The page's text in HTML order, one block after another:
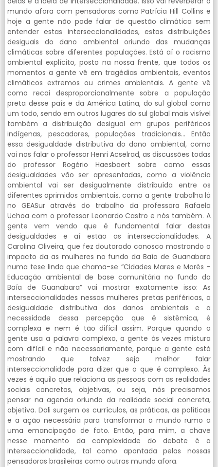
mundo afora com pensadoras como Patrícia Hill Collins e
hoje a gente não pode falar de questão climática sem
entender estas interseccionalidades, estas distribuições
desiguais do dano ambiental oriundo das mudanças
climáticas sobre diferentes populações. Está aí o racismo
ambiental explícito, posto na nossa frente, que todos os
momentos a gente vê em tragédias ambientais, eventos
climáticos extremos ou crimes ambientais. A gente vê
como recai desproporcionalmente sobre a população
preta desse país e da América Latina, do sul global como
um todo, sendo em outros lugares do sul global mais visível
também a distribuição desigual em grupos periféricos
indígenas, pescadores, populações tradicionais… Então
essa desigualdade distributiva do dano ambiental, como
vai nos falar o professor Henri Acselrad, as discussões todas
do professor Rogério Haesbaert sobre como essas
desigualdades vão ser apresentadas, como a violência
ambiental vai ser desigualmente distribuída entre os
diferentes oprimidos ambientais, como a gente trabalha lá
no GEASur através do trabalho da professora Rafaela
Uchoa com o professor Leonardo Castro e nós também. A
gente vem vendo que é fundamental falar destas
desigualdades e aí estão as interseccionalidades. A
Carolina Oliveira, que fez doutorado conosco mostrando o
impacto da as mulheres no fundo da Baía de Guanabara
numa tese linda que chama-se “Cidades Mares e Marés –
Educação ambiental de base comunitária no fundo da
Baía de Guanabara” vai mostrar exatamente isso: As
interseccionalidades nessas mulheres pretas periféricas, a
desigualdade distributiva dos danos ambientais e a
necessidade dessa percepção que é sistêmica, é
complexa e nem é tão difícil assim. Porque quando a
gente usa a palavra complexo, a gente às vezes mistura
com difícil e não necessariamente, porque a gente está
mostrando que talvez seja melhor falar
interseccionalidade para dizer que o que é complexo. Às
vezes é aquilo que relaciona as pessoas com as realidades
sociais concretas, objetivas, ou seja, nós precisamos
pensar na agenda oriunda da realidade social concreta,
objetiva. Dali surgem os currículos, as práticas, as políticas
e a ação necessária para transformar o mundo rumo a
uma emancipação de fato. Então, para mim, a chave
nesse momento da complexidade do debate é a
interseccionalidade, tal como apontada pelas nossas
pensadoras brasileiras como outras mundo afora.